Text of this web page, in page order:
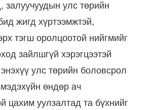
залуучуудын улс төрийн
жигд хүртээмжтэй,
тэгш оролцоотой нийгмийг
зайлшгүй хэрэгцээтэй
улс төрийн боловсрол
өндөр ач
цахим уулзалтад та бүхнийг